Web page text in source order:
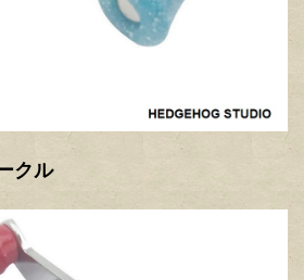
クル